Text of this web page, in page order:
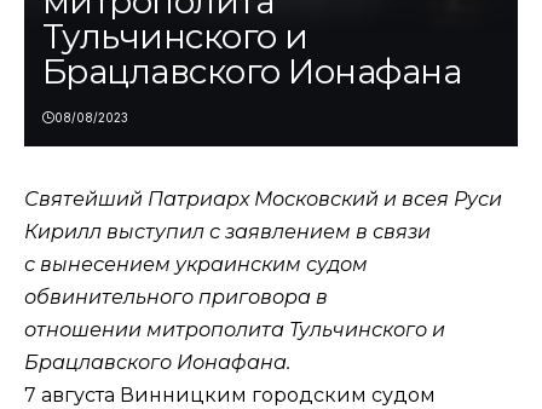
Тульчинского и
Брацлавского Ионафана
08/08/2023
Святейший Патриарх Московский и всея Руси
Кирилл выступил с заявлением в связи
с вынесением украинским судом
обвинительного приговора в
отношении митрополита Тульчинского и
Брацлавского Ионафана.
7 августа Винницким городским судом